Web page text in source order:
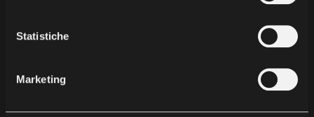
Statistiche
Marketing
INSTITUTIONALPARTNERS TITLESPONSORS